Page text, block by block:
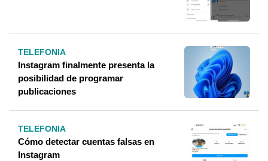
TELEFONIA
Instagram finalmente presenta la
posibilidad de programar
publicaciones
TELEFONIA
Cómo detectar cuentas falsas en
Instagram